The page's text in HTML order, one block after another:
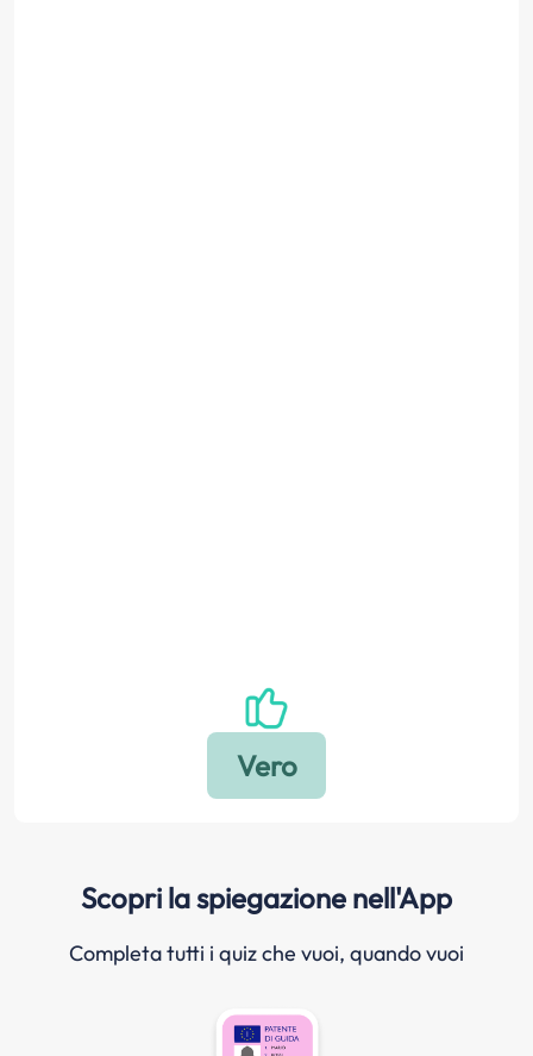
Scopri la spiegazione nell'App
Completa tutti i quiz che vuoi, quando vuoi